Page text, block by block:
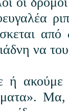
να
ή ακούμε
Μα,